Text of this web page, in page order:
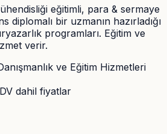
eğitimli, para & sermaye
diplomalı bir uzmanın hazırladığı
programları. Eğitim ve
verir.
ve Eğitim Hizmetleri
dahil fiyatlar